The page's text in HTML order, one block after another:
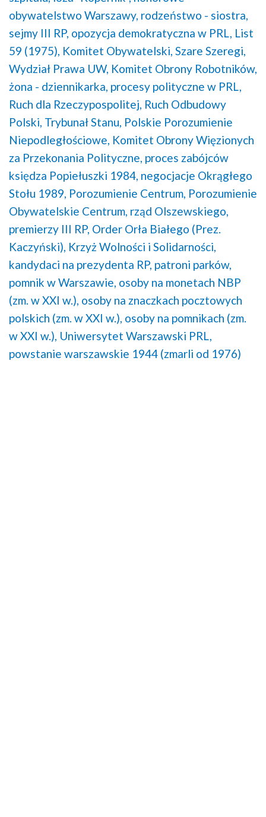
obywatelstwo Warszawy, rodzeństwo - siostra,
sejmy III RP, opozycja demokratyczna w PRL,
List
59 (1975), Komitet Obywatelski, Szare Szeregi,
Wydział Prawa UW, Komitet Obrony Robotników,
żona - dziennikarka, procesy polityczne w PRL,
Ruch dla Rzeczypospolitej, Ruch Odbudowy
Polski, Trybunał Stanu, Polskie Porozumienie
Niepodległościowe, Komitet Obrony Więzionych
za Przekonania Polityczne, proces zabójców
księdza Popiełuszki 1984, negocjacje Okrągłego
Stołu 1989, Porozumienie Centrum, Porozumienie
Obywatelskie Centrum, rząd Olszewskiego,
premierzy III RP, Order Orła Białego (Prez.
Kaczyński), Krzyż Wolności i Solidarności,
kandydaci na prezydenta RP, patroni parków,
pomnik w Warszawie, osoby na monetach NBP
(zm. w XXI w.), osoby na znaczkach pocztowych
polskich (zm. w XXI w.), osoby na pomnikach (zm.
w XXI w.), Uniwersytet Warszawski PRL,
powstanie warszawskie 1944 (zmarli od 1976)